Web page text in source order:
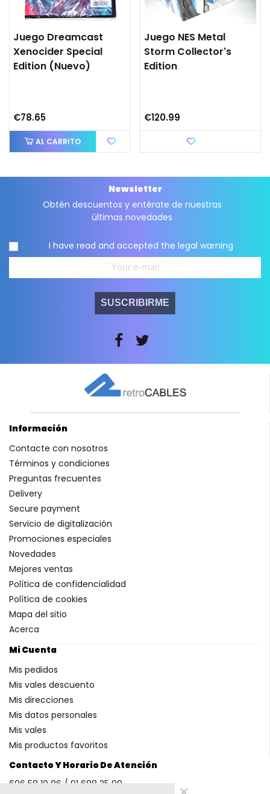
Juego Dreamcast
Xenocider Special
Edition (nuevo)
€78.65
AL CARRITO
Juego NES Metal
Storm Collector's
Edition
€120.99
Newsletter
Obtén descuentos y entérate de nuestras
últimas novedades
I have read and accepted the legal warning
SUSCRIBIRME
Contacto Y Horario De Atención
606 58 10 86 / 91 688 25 99
Información
Contacte con nosotros
Términos y condiciones
Preguntas frecuentes
Delivery
Secure payment
Servicio de digitalización
Promociones especiales
Novedades
Mejores ventas
Política de confidencialidad
Política de cookies
Mapa del sitio
Acerca
Mi Cuenta
Mis pedidos
Mis vales descuento
Mis direcciones
Mis datos personales
Mis vales
Mis productos favoritos